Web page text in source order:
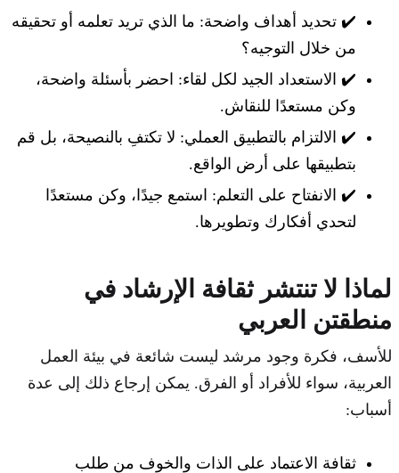
✔️ تحديد أهداف واضحة: ما الذي تريد تعلمه أو تحقيقه
من خلال التوجيه؟
✔️ الاستعداد الجيد لكل لقاء: احضر بأسئلة واضحة،
وكن مستعدًا للنقاش.
✔️ الالتزام بالتطبيق العملي: لا تكتفِ بالنصيحة، بل قم
بتطبيقها على أرض الواقع.
✔️ الانفتاح على التعلم: استمع جيدًا، وكن مستعدًا
لتحدي أفكارك وتطويرها.
لماذا لا تنتشر ثقافة الإرشاد في
منطقتن العربي
للأسف، فكرة وجود مرشد ليست شائعة في بيئة العمل
العربية، سواء للأفراد أو الفرق. يمكن إرجاع ذلك إلى عدة
أسباب:
ثقافة الاعتماد على الذات والخوف من طلب